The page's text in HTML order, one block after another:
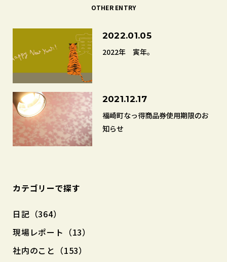
OTHER ENTRY
2022.01.05
2022年 寅年。
2021.12.17
福崎町なっ得商品券使用期限のお
知らせ
カテゴリーで探す
日記（364）
現場レポート（13）
社内のこと（153）